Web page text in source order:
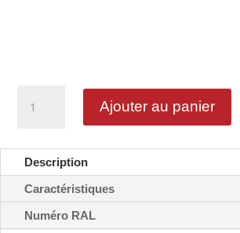
de
personnalisable
B19
Ajouter au panier
Description
Caractéristiques
Numéro RAL